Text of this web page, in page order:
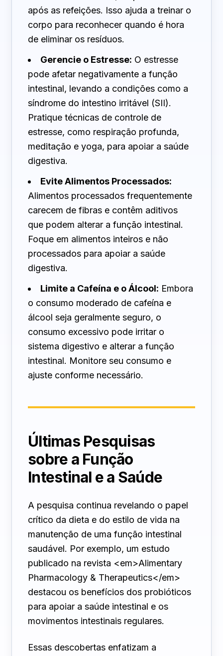
após as refeições. Isso ajuda a treinar o
corpo para reconhecer quando é hora
de eliminar os resíduos.
Gerencie o Estresse: O estresse
pode afetar negativamente a função
intestinal, levando a condições como a
síndrome do intestino irritável (SII).
Pratique técnicas de controle de
estresse, como respiração profunda,
meditação e yoga, para apoiar a saúde
digestiva.
Evite Alimentos Processados:
Alimentos processados frequentemente
carecem de fibras e contêm aditivos
que podem alterar a função intestinal.
Foque em alimentos inteiros e não
processados para apoiar a saúde
digestiva.
Limite a Cafeína e o Álcool: Embora
o consumo moderado de cafeína e
álcool seja geralmente seguro, o
consumo excessivo pode irritar o
sistema digestivo e alterar a função
intestinal. Monitore seu consumo e
ajuste conforme necessário.
Últimas Pesquisas
sobre a Função
Intestinal e a Saúde
A pesquisa continua revelando o papel
crítico da dieta e do estilo de vida na
manutenção de uma função intestinal
saudável. Por exemplo, um estudo
publicado na revista <em>Alimentary
Pharmacology & Therapeutics</em>
destacou os benefícios dos probióticos
para apoiar a saúde intestinal e os
movimentos intestinais regulares.
Essas descobertas enfatizam a